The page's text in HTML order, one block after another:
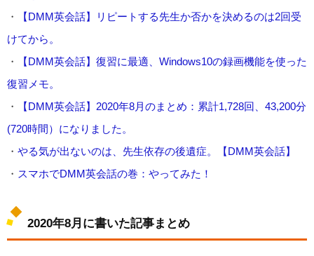
・
【DMM英会話】リピートする先生か否かを決めるのは2回受
けてから。
・
【DMM英会話】復習に最適、Windows10の録画機能を使った
復習メモ。
・
【DMM英会話】2020年8月のまとめ：累計1,728回、43,200分
(720時間）になりました。
・ やる気が出ないのは、先生依存の後遺症。【DMM英会話】
・ スマホでDMM英会話の巻：やってみた！
2020年8月に書いた記事まとめ